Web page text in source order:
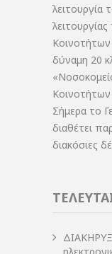
λειτουργία
Κοινοτήτων
δύναμη 20
Κοινοτήτων
Σήμερα το
διαθέτει
διακόσιες